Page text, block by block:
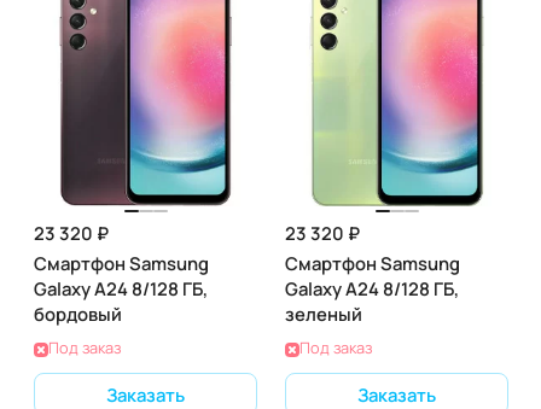
23 320 ₽
Смартфон Samsung
Galaxy A24 8/128 ГБ,
бордовый
Под заказ
Заказать
23 320 ₽
Смартфон Samsung
Galaxy A24 8/128 ГБ,
зеленый
Под заказ
Заказать